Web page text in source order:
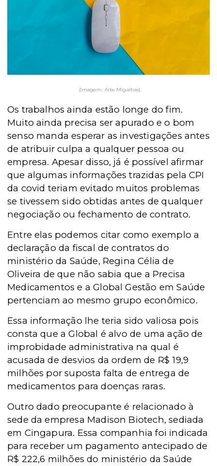
(Imagem: Arte Migalhas)
Os trabalhos ainda estão longe do fim.
Muito ainda precisa ser apurado e o bom
senso manda esperar as investigações antes
de atribuir culpa a qualquer pessoa ou
empresa. Apesar disso, já é possível afirmar
que algumas informações trazidas pela CPI
da covid teriam evitado muitos problemas
se tivessem sido obtidas antes de qualquer
negociação ou fechamento de contrato.
Entre elas podemos citar como exemplo a
declaração da fiscal de contratos do
ministério da Saúde, Regina Célia de
Oliveira de que não sabia que a Precisa
Medicamentos e a Global Gestão em Saúde
pertenciam ao mesmo grupo econômico.
Essa informação lhe teria sido valiosa pois
consta que a Global é alvo de uma ação de
improbidade administrativa na qual é
acusada de desvios da ordem de R$ 19,9
milhões por suposta falta de entrega de
medicamentos para doenças raras.
Outro dado preocupante é relacionado à
sede da empresa Madison Biotech, sediada
em Cingapura. Essa companhia foi indicada
para receber um pagamento antecipado de
R$ 222,6 milhões do ministério da Saúde